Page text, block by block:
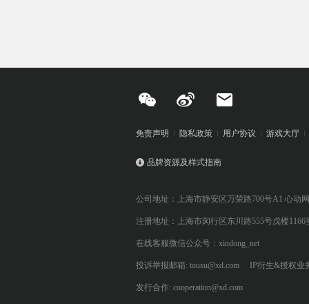
免责声明 隐私政策 用户协议 游戏大厅
品牌资源及样式指南
公司地址：上海市静安区万荣路700号A1 心动
注册地址：上海市闵行区东川路555号戊楼1166
在线客服微信公众号：xindong_net
投诉举报邮箱: tousu@xd.com IP衍生&授权业
发行合作: cooperation@xd.com